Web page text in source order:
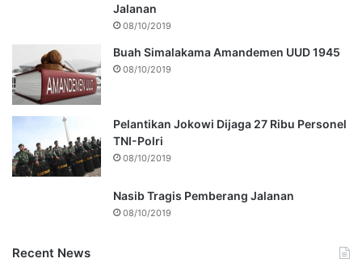
Jalanan
08/10/2019
Buah Simalakama Amandemen UUD 1945
08/10/2019
Pelantikan Jokowi Dijaga 27 Ribu Personel
TNI-Polri
08/10/2019
Nasib Tragis Pemberang Jalanan
08/10/2019
Recent News